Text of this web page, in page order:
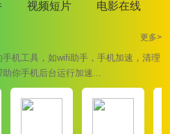
视频短片 电影在线
更多>
机工具，如wifi助手，手机加速，清理
你手机后台运行加速...